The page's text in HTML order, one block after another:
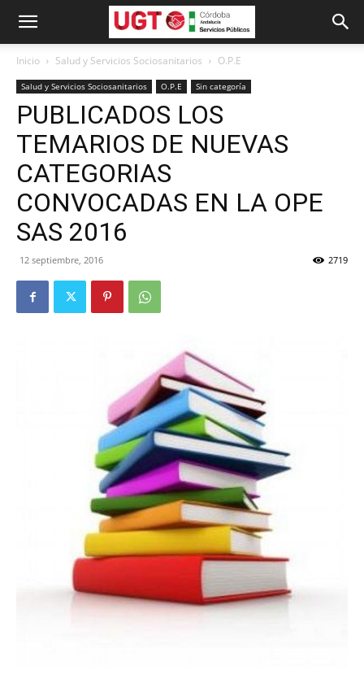
Inicio Salud y Servicios Sociosanitarios O.P.E
Salud y Servicios Sociosanitarios O.P.E Sin categoría
PUBLICADOS LOS
TEMARIOS DE NUEVAS
CATEGORIAS
CONVOCADAS EN LA OPE
SAS 2016
12 septiembre, 2016 2719